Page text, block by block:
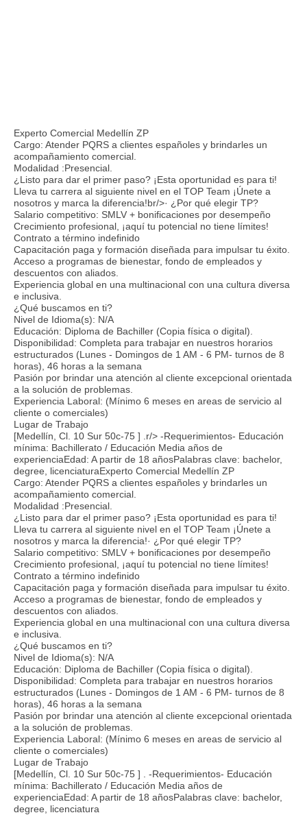
Experto Comercial Medellín ZP
Cargo: Atender PQRS a clientes españoles y brindarles un
acompañamiento comercial.
Modalidad :Presencial.
¿Listo para dar el primer paso? ¡Esta oportunidad es para ti!
Lleva tu carrera al siguiente nivel en el TOP Team ¡Únete a
nosotros y marca la diferencia!br/>· ¿Por qué elegir TP?
Salario competitivo: SMLV + bonificaciones por desempeño
Crecimiento profesional, ¡aquí tu potencial no tiene límites!
Contrato a término indefinido
Capacitación paga y formación diseñada para impulsar tu éxito.
Acceso a programas de bienestar, fondo de empleados y
descuentos con aliados.
Experiencia global en una multinacional con una cultura diversa
e inclusiva.
¿Qué buscamos en ti?
Nivel de Idioma(s): N/A
Educación: Diploma de Bachiller (Copia física o digital).
Disponibilidad: Completa para trabajar en nuestros horarios
estructurados (Lunes - Domingos de 1 AM - 6 PM- turnos de 8
horas), 46 horas a la semana
Pasión por brindar una atención al cliente excepcional orientada
a la solución de problemas.
Experiencia Laboral: (Mínimo 6 meses en areas de servicio al
cliente o comerciales)
Lugar de Trabajo
[Medellín, Cl. 10 Sur 50c-75 ] .r/> -Requerimientos- Educación
mínima: Bachillerato / Educación Media años de
experienciaEdad: A partir de 18 añosPalabras clave: bachelor,
degree, licenciaturaExperto Comercial Medellín ZP
Cargo: Atender PQRS a clientes españoles y brindarles un
acompañamiento comercial.
Modalidad :Presencial.
¿Listo para dar el primer paso? ¡Esta oportunidad es para ti!
Lleva tu carrera al siguiente nivel en el TOP Team ¡Únete a
nosotros y marca la diferencia!· ¿Por qué elegir TP?
Salario competitivo: SMLV + bonificaciones por desempeño
Crecimiento profesional, ¡aquí tu potencial no tiene límites!
Contrato a término indefinido
Capacitación paga y formación diseñada para impulsar tu éxito.
Acceso a programas de bienestar, fondo de empleados y
descuentos con aliados.
Experiencia global en una multinacional con una cultura diversa
e inclusiva.
¿Qué buscamos en ti?
Nivel de Idioma(s): N/A
Educación: Diploma de Bachiller (Copia física o digital).
Disponibilidad: Completa para trabajar en nuestros horarios
estructurados (Lunes - Domingos de 1 AM - 6 PM- turnos de 8
horas), 46 horas a la semana
Pasión por brindar una atención al cliente excepcional orientada
a la solución de problemas.
Experiencia Laboral: (Mínimo 6 meses en areas de servicio al
cliente o comerciales)
Lugar de Trabajo
[Medellín, Cl. 10 Sur 50c-75 ] . -Requerimientos- Educación
mínima: Bachillerato / Educación Media años de
experienciaEdad: A partir de 18 añosPalabras clave: bachelor,
degree, licenciatura